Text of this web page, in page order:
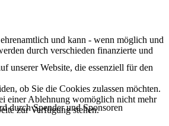
und kann - wenn möglich und
durch verschieden finanzierte und
durch Spender und Sponsoren
unserer Website, die essenziell für den
ob Sie die Cookies zulassen möchten.
einer Ablehnung womöglich nicht mehr
zur Verfügung stehen.